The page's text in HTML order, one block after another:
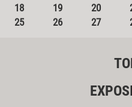
18
19 20
25
26 27